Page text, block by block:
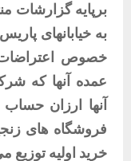
برپایه گزارشات
به خیابانهای
خصوص اعتراضات
عمده آنها که
آنها ارزان
فروشگاه های
خرید اولیه توزیع